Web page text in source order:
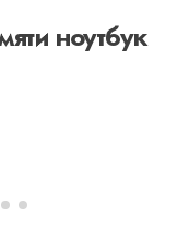
ноутбук